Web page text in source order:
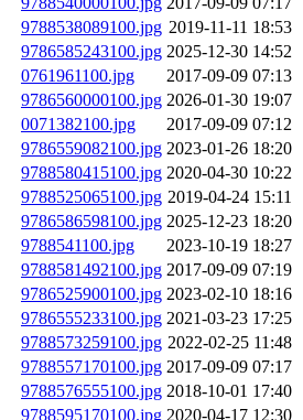
9788538089100.jpg 2019-11-11 18:53
9786585243100.jpg 2025-12-30 14:52
0761961100.jpg
2017-09-09 07:13
9786560000100.jpg 2026-01-30 19:07
0071382100.jpg
2017-09-09 07:12
9786559082100.jpg 2023-01-26 18:20
9788580415100.jpg 2020-04-30 10:22
9788525065100.jpg 2019-04-24 15:11
9786586598100.jpg 2025-12-23 18:20
9788541100.jpg
2023-10-19 18:27
9788581492100.jpg 2017-09-09 07:19
9786525900100.jpg 2023-02-10 18:16
9786555233100.jpg 2021-03-23 17:25
9788573259100.jpg 2022-02-25 11:48
9788557170100.jpg 2017-09-09 07:17
9788576555100.jpg 2018-10-01 17:40
9788595170100.jpg 2020-04-17 12:30